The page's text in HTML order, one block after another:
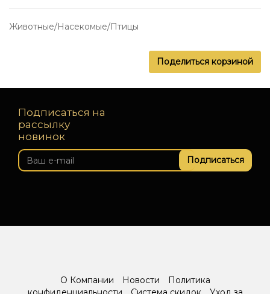
Животные/Насекомые/Птицы
Поделиться корзиной
Подписаться на
рассылку
новинок
Подписаться
О Компании Новости
Политика